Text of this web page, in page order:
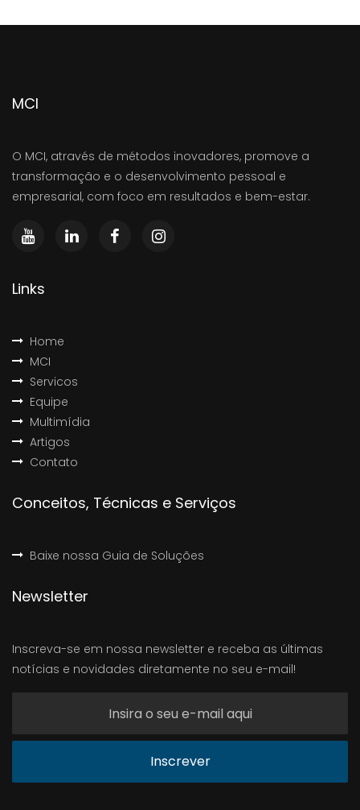
MCI
O MCI, através de métodos inovadores, promove a
transformação e o desenvolvimento pessoal e
empresarial, com foco em resultados e bem-estar.
Links
Home
MCI
Servicos
Equipe
Multimídia
Artigos
Contato
Conceitos, Técnicas e Serviços
Baixe nossa Guia de Soluções
Newsletter
Inscreva-se em nossa newsletter e receba as últimas
notícias e novidades diretamente no seu e-mail!
Inscrever